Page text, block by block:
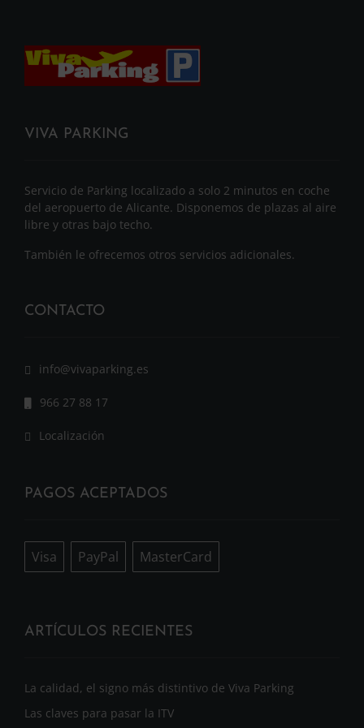
VIVA PARKING
Servicio de Parking localizado a solo 2 minutos en coche
del aeropuerto de Alicante. Disponemos de plazas al aire
libre y otras bajo techo.
También le ofrecemos otros servicios adicionales.
CONTACTO
info@vivaparking.es
966 27 88 17
Localización
PAGOS ACEPTADOS
Visa PayPal MasterCard
ARTÍCULOS RECIENTES
La calidad, el signo más distintivo de Viva Parking
Las claves para pasar la ITV